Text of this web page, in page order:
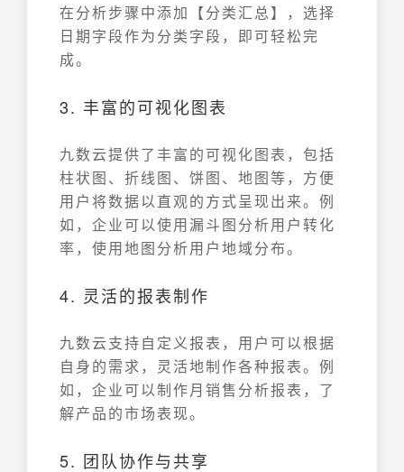
在分析步骤中添加【分类汇总】，选择
日期字段作为分类字段，即可轻松完
成。
3. 丰富的可视化图表
九数云提供了丰富的可视化图表，包括
柱状图、折线图、饼图、地图等，方便
用户将数据以直观的方式呈现出来。例
如，企业可以使用漏斗图分析用户转化
率，使用地图分析用户地域分布。
4. 灵活的报表制作
九数云支持自定义报表，用户可以根据
自身的需求，灵活地制作各种报表。例
如，企业可以制作月销售分析报表，了
解产品的市场表现。
5. 团队协作与共享